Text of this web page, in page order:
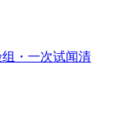
组・一次试闻清